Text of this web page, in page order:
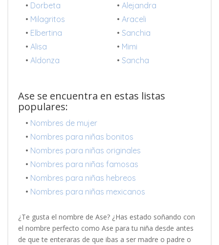
• Dorbeta • Alejandra
• Milagritos • Araceli
• Elbertina • Sanchia
• Alisa • Mimi
• Aldonza • Sancha
Ase se encuentra en estas listas
populares:
• Nombres de mujer
• Nombres para niñas bonitos
• Nombres para niñas originales
• Nombres para niñas famosas
• Nombres para niñas hebreos
• Nombres para niñas mexicanos
¿Te gusta el nombre de Ase? ¿Has estado soñando con
el nombre perfecto como Ase para tu niña desde antes
de que te enteraras de que ibas a ser madre o padre o